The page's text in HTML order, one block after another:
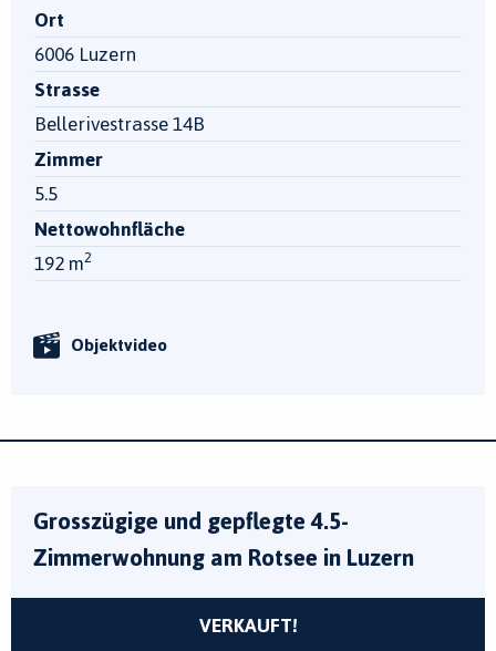
Ort
6006 Luzern
Strasse
Bellerivestrasse 14B
Zimmer
5.5
Nettowohnfläche
192 m2
Objektvideo
Grosszügige und gepflegte 4.5-
Zimmerwohnung am Rotsee in Luzern
VERKAUFT!